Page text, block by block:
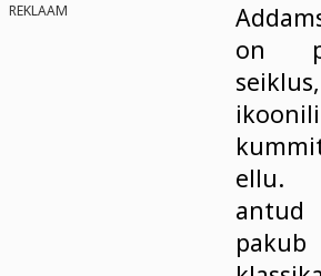
REKLAAM
on
ellu.
antud